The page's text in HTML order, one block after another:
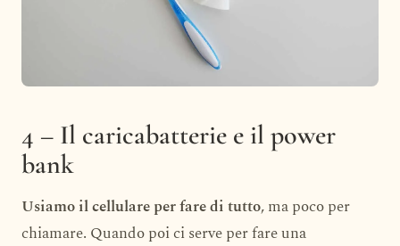
4 – Il caricabatterie e il power
bank
Usiamo il cellulare per fare di tutto, ma poco per
chiamare. Quando poi ci serve per fare una